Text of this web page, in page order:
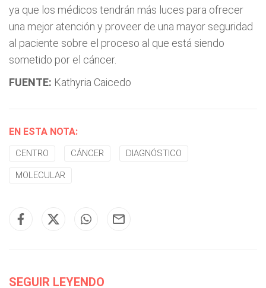
ya que los médicos tendrán más luces para ofrecer
una mejor atención y proveer de una mayor seguridad
al paciente sobre el proceso al que está siendo
sometido por el cáncer.
FUENTE: Kathyria Caicedo
EN ESTA NOTA:
CENTRO CÁNCER DIAGNÓSTICO
MOLECULAR
SEGUIR LEYENDO